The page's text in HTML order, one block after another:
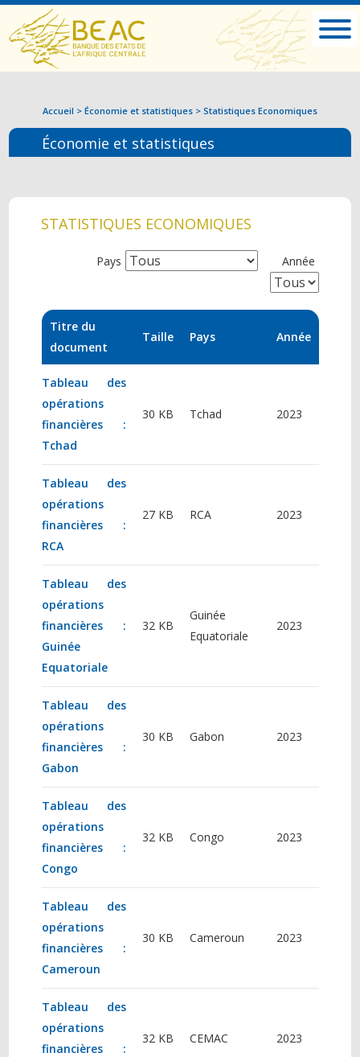
Accueil > Économie et statistiques > Statistiques Economiques
Économie et statistiques
STATISTIQUES ECONOMIQUES
Pays Année
Titre du
document
Taille Pays Année
Tableau des
opérations
financières :
Tchad
30 KB Tchad 2023
Tableau des
opérations
financières :
RCA
27 KB RCA 2023
Tableau des
opérations
financières :
Guinée
Equatoriale
32 KB
Guinée
Equatoriale
2023
Tableau des
opérations
financières :
Gabon
30 KB Gabon 2023
Tableau des
opérations
financières :
Congo
32 KB Congo 2023
Tableau des
opérations
financières :
Cameroun
30 KB Cameroun 2023
Tableau des
opérations
financières :
32 KB CEMAC 2023